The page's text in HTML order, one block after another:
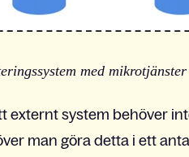
med
externt system behöver
man göra detta i ett